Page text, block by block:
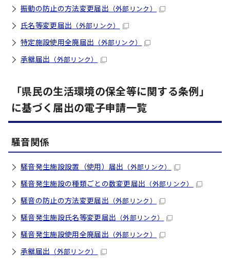
振動の防止の方法変更届出 （外部リンク）
氏名等変更届出 （外部リンク）
特定施設使用全廃届出 （外部リンク）
承継届出 （外部リンク）
「県民の生活環境の保全等に関する条例」
に基づく届出の電子申請一覧
騒音関係
騒音発生施設設置（使用）届出 （外部リンク）
騒音発生施設の種類ごとの数変更届出 （外部リンク）
騒音の防止の方法変更届出 （外部リンク）
騒音発生施設氏名等変更届出 （外部リンク）
騒音発生施設使用全廃届出 （外部リンク）
承継届出 （外部リンク）